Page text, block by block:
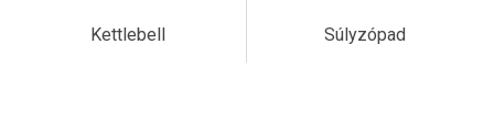
Kettlebell Súlyzópad